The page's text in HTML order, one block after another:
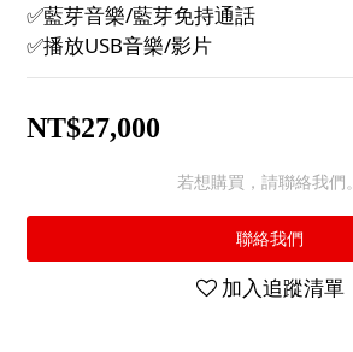
✅藍芽音樂/藍芽免持通話
✅播放USB音樂/影片
NT$27,000
若想購買，請聯絡我們。
聯絡我們
加入追蹤清單